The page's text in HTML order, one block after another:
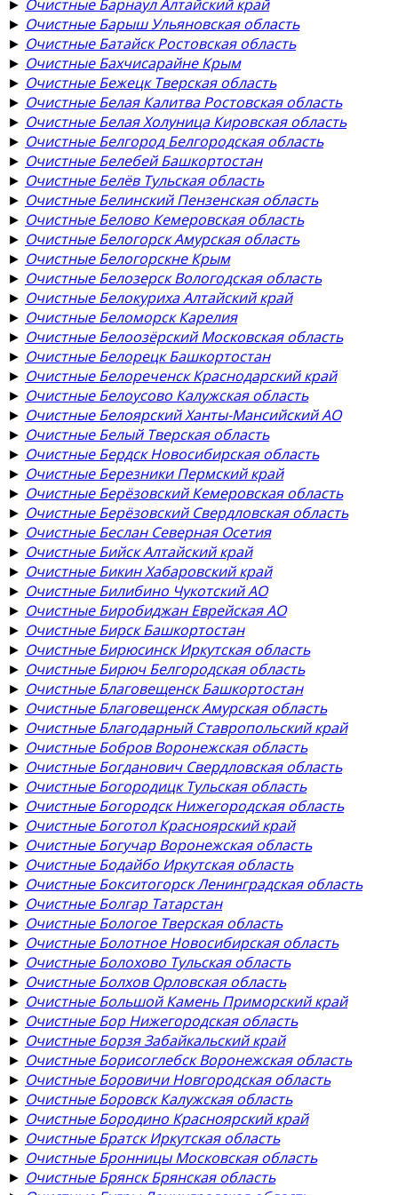
► Очистные Барнаул Алтайский край
► Очистные Барыш Ульяновская область
► Очистные Батайск Ростовская область
► Очистные Бахчисарайне Крым
► Очистные Бежецк Тверская область
► Очистные Белая Калитва Ростовская область
► Очистные Белая Холуница Кировская область
► Очистные Белгород Белгородская область
► Очистные Белебей Башкортостан
► Очистные Белёв Тульская область
► Очистные Белинский Пензенская область
► Очистные Белово Кемеровская область
► Очистные Белогорск Амурская область
► Очистные Белогорскне Крым
► Очистные Белозерск Вологодская область
► Очистные Белокуриха Алтайский край
► Очистные Беломорск Карелия
► Очистные Белоозёрский Московская область
► Очистные Белорецк Башкортостан
► Очистные Белореченск Краснодарский край
► Очистные Белоусово Калужская область
► Очистные Белоярский Ханты-Мансийский АО
► Очистные Белый Тверская область
► Очистные Бердск Новосибирская область
► Очистные Березники Пермский край
► Очистные Берёзовский Кемеровская область
► Очистные Берёзовский Свердловская область
► Очистные Беслан Северная Осетия
► Очистные Бийск Алтайский край
► Очистные Бикин Хабаровский край
► Очистные Билибино Чукотский АО
► Очистные Биробиджан Еврейская АО
► Очистные Бирск Башкортостан
► Очистные Бирюсинск Иркутская область
► Очистные Бирюч Белгородская область
► Очистные Благовещенск Башкортостан
► Очистные Благовещенск Амурская область
► Очистные Благодарный Ставропольский край
► Очистные Бобров Воронежская область
► Очистные Богданович Свердловская область
► Очистные Богородицк Тульская область
► Очистные Богородск Нижегородская область
► Очистные Боготол Красноярский край
► Очистные Богучар Воронежская область
► Очистные Бодайбо Иркутская область
► Очистные Бокситогорск Ленинградская область
► Очистные Болгар Татарстан
► Очистные Бологое Тверская область
► Очистные Болотное Новосибирская область
► Очистные Болохово Тульская область
► Очистные Болхов Орловская область
► Очистные Большой Камень Приморский край
► Очистные Бор Нижегородская область
► Очистные Борзя Забайкальский край
► Очистные Борисоглебск Воронежская область
► Очистные Боровичи Новгородская область
► Очистные Боровск Калужская область
► Очистные Бородино Красноярский край
► Очистные Братск Иркутская область
► Очистные Бронницы Московская область
► Очистные Брянск Брянская область